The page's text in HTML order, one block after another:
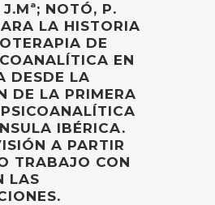
J.Mª; NOTÓ, P.
LA HISTORIA
DE
EN
DESDE LA
DE LA PRIMERA
IBÉRICA.
A PARTIR
TRABAJO CON
LAS